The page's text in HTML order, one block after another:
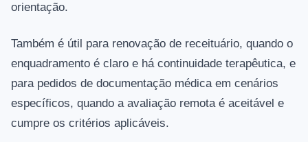
orientação.
Também é útil para renovação de receituário, quando o
enquadramento é claro e há continuidade terapêutica, e
para pedidos de documentação médica em cenários
específicos, quando a avaliação remota é aceitável e
cumpre os critérios aplicáveis.